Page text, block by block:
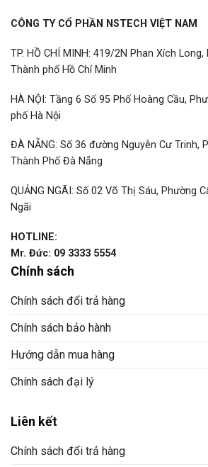
CÔNG TY CỔ PHẦN NSTECH VIỆT NAM
TP. HỒ CHÍ MINH: 419/2N Phan Xích
Thành phố Hồ Chí Minh
HÀ NỘI: Tầng 6 Số 95 Phố Hoàng Cầu,
phố Hà Nội
ĐÀ NẴNG: Số 36 đường Nguyễn Cư Trinh,
Thành Phố Đà Nẵng
QUẢNG NGÃI: Số 02 Võ Thị Sáu, Phường
Ngãi
HOTLINE:
Mr. Đức: 09 3333 5554
Chính sách
Chính sách đổi trả hàng
Chính sách bảo hành
Hướng dẫn mua hàng
Chính sách đại lý
Liên kết
Chính sách đổi trả hàng